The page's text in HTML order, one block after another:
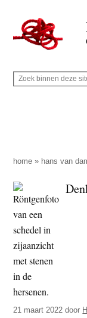
naar
de
inhoud
secondary
naar
de
sidebar
naar
de
Rechts
Z
p
d
e
z
e
s
i
t
e
Z
i
n
e
n
d
e
z
e
s
i
home » hans van
21 maart 2022 door